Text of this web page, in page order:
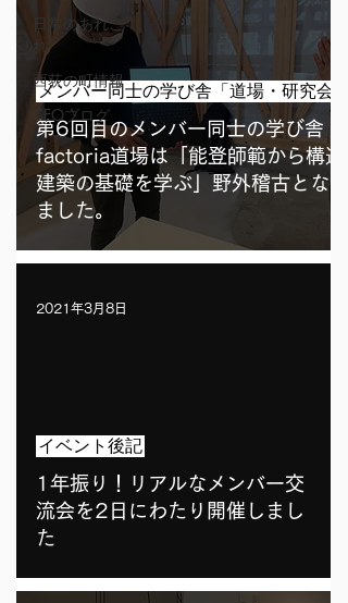
日常のあれこ
れ
西荻の町情報
CEOブログ
第6回目のメンバー同士の学び舎・
factoria道場は「能登師範から構造
建築の基礎を学ぶ」野外稽古となり
ました。
メンバー同士の学び舎「道場・研究会」
1年振り！リアルなメンバー交
流会を2日にわたり開催しまし
た
イベント後記
2021年3月8日